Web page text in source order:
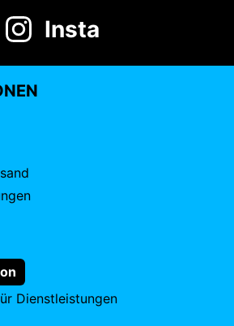
Insta
Dienstleistungen